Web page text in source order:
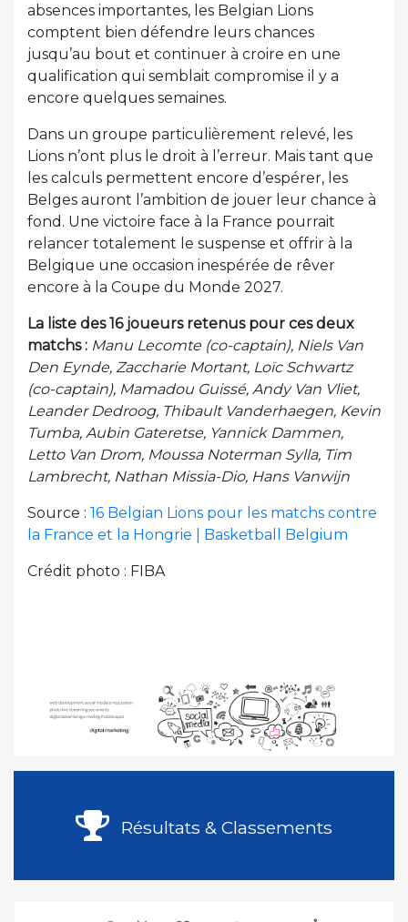
absences importantes, les Belgian Lions
comptent bien défendre leurs chances
jusqu’au bout et continuer à croire en une
qualification qui semblait compromise il y a
encore quelques semaines.
Dans un groupe particulièrement relevé, les
Lions n’ont plus le droit à l’erreur. Mais tant que
les calculs permettent encore d’espérer, les
Belges auront l’ambition de jouer leur chance à
fond. Une victoire face à la France pourrait
relancer totalement le suspense et offrir à la
Belgique une occasion inespérée de rêver
encore à la Coupe du Monde 2027.
La liste des 16 joueurs retenus pour ces deux
matchs : Manu Lecomte (co-captain), Niels Van
Den Eynde, Zaccharie Mortant, Loïc Schwartz
(co-captain), Mamadou Guissé, Andy Van Vliet,
Leander Dedroog, Thibault Vanderhaegen, Kevin
Tumba, Aubin Gateretse, Yannick Dammen,
Letto Van Drom, Moussa Noterman Sylla, Tim
Lambrecht, Nathan Missia-Dio, Hans Vanwijn
Source : 16 Belgian Lions pour les matchs contre
la France et la Hongrie | Basketball Belgium
Crédit photo : FIBA
Résultats & Classements